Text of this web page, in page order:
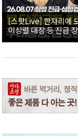
[스팟Live] 한자리에
이상렬 대장 등 진급
직접 수여｜26.08.07